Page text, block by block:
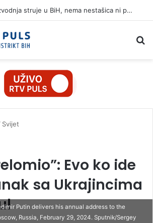
Smanjena proizvodnja struje u BiH, nema nestašica ni poskupljenja
Svijet
Evo ko ide
sa Ukrajincima
Putin delivers his annual address to the
Russia, February 29, 2024. Sputnik/Sergey